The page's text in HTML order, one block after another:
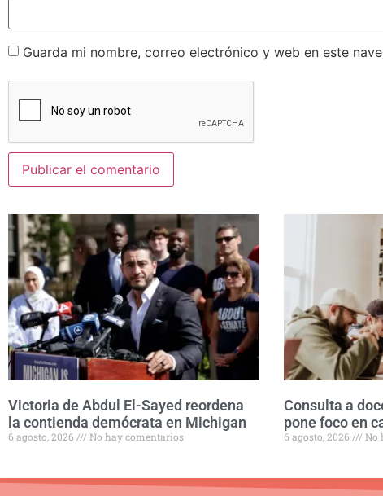
Guarda mi nombre, correo electrónico y web en este
Victoria de Abdul El-Sayed reordena
la contienda demócrata en Michigan
6 agosto, 2026 No hay comentarios
Consulta a
pone foco en
6 agosto, 2026 No